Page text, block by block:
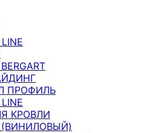
ПРОФИЛЬ
КРОВЛИ
(ВИНИЛОВЫЙ)